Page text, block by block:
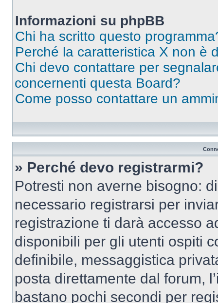
Informazioni su phpBB
Chi ha scritto questo
Perché la caratteristica X non è
Chi devo contattare per
concernenti questa Board?
Come posso contattare un
» Perché devo registrarmi?
Potresti non averne bisogno:
necessario registrarsi per
registrazione ti darà accesso
disponibili per gli utenti ospiti
definibile, messaggistica
posta direttamente dal forum,
bastano pochi secondi per